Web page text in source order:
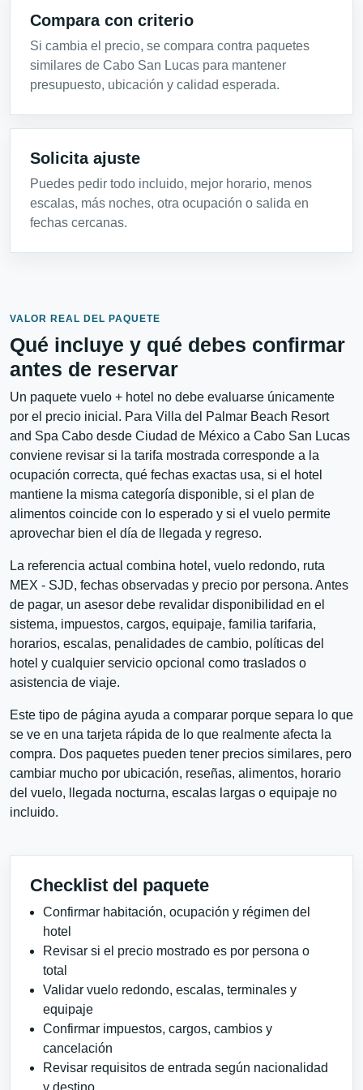
Compara con criterio
Si cambia el precio, se compara contra paquetes
similares de Cabo San Lucas para mantener
presupuesto, ubicación y calidad esperada.
Solicita ajuste
Puedes pedir todo incluido, mejor horario, menos
escalas, más noches, otra ocupación o salida en
fechas cercanas.
VALOR REAL DEL PAQUETE
Qué incluye y qué debes confirmar
antes de reservar
Un paquete vuelo + hotel no debe evaluarse únicamente
por el precio inicial. Para Villa del Palmar Beach Resort
and Spa Cabo desde Ciudad de México a Cabo San Lucas
conviene revisar si la tarifa mostrada corresponde a la
ocupación correcta, qué fechas exactas usa, si el hotel
mantiene la misma categoría disponible, si el plan de
alimentos coincide con lo esperado y si el vuelo permite
aprovechar bien el día de llegada y regreso.
La referencia actual combina hotel, vuelo redondo, ruta
MEX - SJD, fechas observadas y precio por persona. Antes
de pagar, un asesor debe revalidar disponibilidad en el
sistema, impuestos, cargos, equipaje, familia tarifaria,
horarios, escalas, penalidades de cambio, políticas del
hotel y cualquier servicio opcional como traslados o
asistencia de viaje.
Este tipo de página ayuda a comparar porque separa lo que
se ve en una tarjeta rápida de lo que realmente afecta la
compra. Dos paquetes pueden tener precios similares, pero
cambiar mucho por ubicación, reseñas, alimentos, horario
del vuelo, llegada nocturna, escalas largas o equipaje no
incluido.
Checklist del paquete
Confirmar habitación, ocupación y régimen del
hotel
Revisar si el precio mostrado es por persona o
total
Validar vuelo redondo, escalas, terminales y
equipaje
Confirmar impuestos, cargos, cambios y
cancelación
Revisar requisitos de entrada según nacionalidad